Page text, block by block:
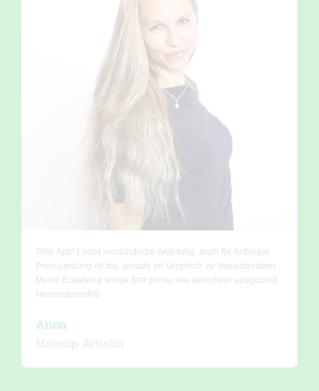
Tolle App! Leicht verständliche Anleitung, auch für Anfänger.
Preis-Leistung ist top, gerade im Vergleich zu Steuerberatern.
Meine Erstattung wurde fast genau wie berechnet ausgezahlt.
Hervorragend!😊
Anna